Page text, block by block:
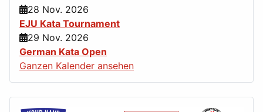
28 Nov. 2026
EJU Kata Tournament
29 Nov. 2026
German Kata Open
Ganzen Kalender ansehen